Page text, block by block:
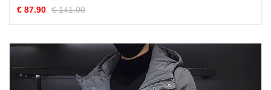
€ 87.90 € 141.00